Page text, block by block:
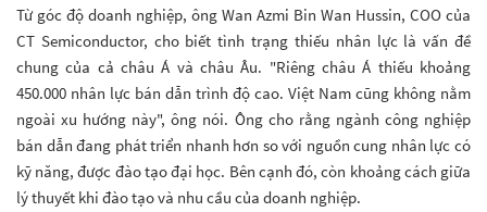
Từ góc độ doanh nghiệp, ông Wan Azmi Bin Wan Hussin, COO của
CT Semiconductor, cho biết tình trạng thiếu nhân lực là vấn đề
chung của cả châu Á và châu Âu. "Riêng châu Á thiếu khoảng
450.000 nhân lực bán dẫn trình độ cao. Việt Nam cũng không nằm
ngoài xu hướng này", ông nói. Ông cho rằng ngành công nghiệp
bán dẫn đang phát triển nhanh hơn so với nguồn cung nhân lực có
kỹ năng, được đào tạo đại học. Bên cạnh đó, còn khoảng cách giữa
lý thuyết khi đào tạo và nhu cầu của doanh nghiệp.